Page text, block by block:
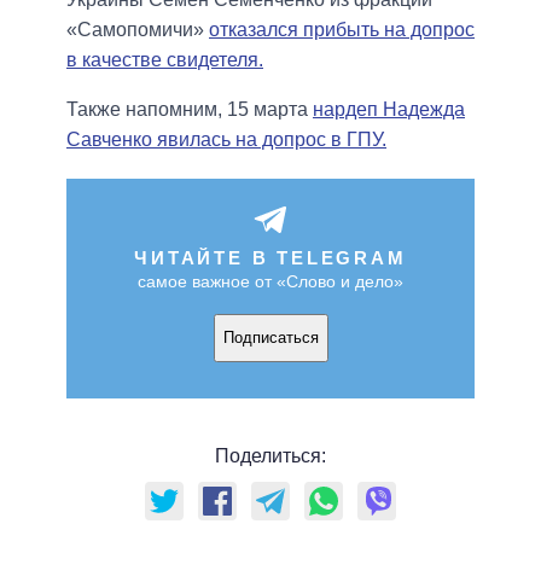
«Самопомичи» отказался прибыть на допрос
в качестве свидетеля.
Также напомним, 15 марта нардеп Надежда
Савченко явилась на допрос в ГПУ.
ЧИТАЙТЕ В TELEGRAM
самое важное от «Слово и дело»
Подписаться
Поделиться: